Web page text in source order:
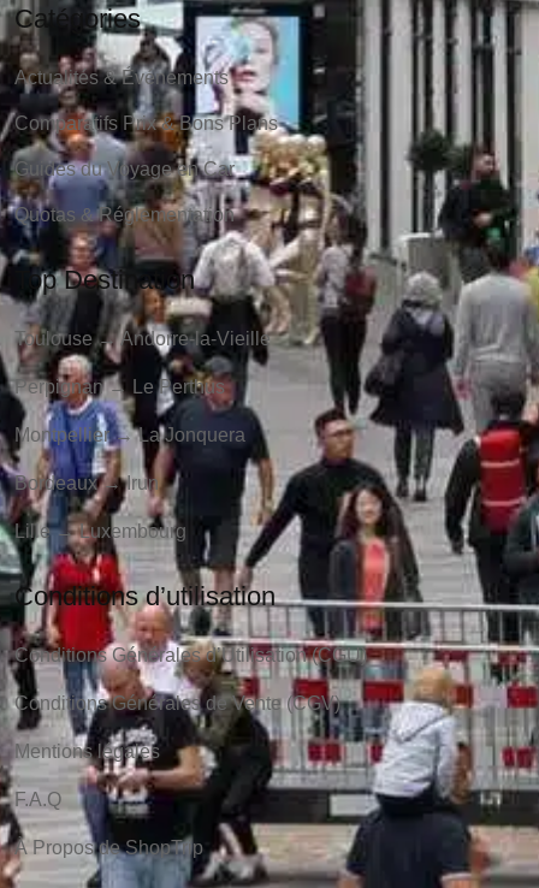
Catégories
Actualités & Événements
Comparatifs Prix & Bons Plans
Guides du Voyage en Car
Quotas & Réglementation
Top Destination
Toulouse → Andorre-la-Vieille
Perpignan → Le Perthus
Montpellier → La Jonquera
Bordeaux → Irun
Lille → Luxembourg
Conditions d’utilisation
Conditions Générales d’Utilisation (CGU)
Conditions Générales de Vente (CGV)
Mentions légales
F.A.Q
À Propos de ShopTrip